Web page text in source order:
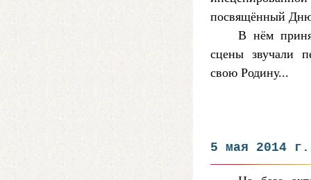
посвящённый
В нём
сцены звучали
свою Родину...
5 мая 2014 г.